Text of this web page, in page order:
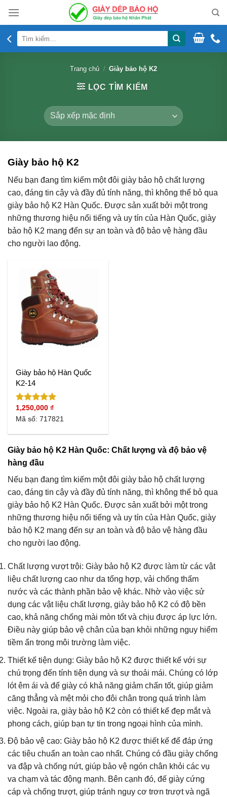
content
Tìm
kiếm:
Trang chủ / Giày bảo hộ K2
LỌC TÌM KIẾM
Giày bảo hộ K2
Nếu bạn đang tìm kiếm một đôi giày bảo hộ chất lượng
cao, đáng tin cậy và đầy đủ tính năng, thì không thể bỏ qua
giày bảo hộ K2 Hàn Quốc. Được sản xuất bởi một trong
những thương hiệu nổi tiếng và uy tín của Hàn Quốc, giày
bảo hộ K2 mang đến sự an toàn và độ bảo vệ hàng đầu
cho người lao động.
Giày bảo hộ Hàn Quốc
K2-14
Được xếp
hạng5.00
1,250,000₫
Mã số: 717821
Giày bảo hộ K2 Hàn Quốc: Chất lượng và độ bảo vệ
hàng đầu
Nếu bạn đang tìm kiếm một đôi giày bảo hộ chất lượng
cao, đáng tin cậy và đầy đủ tính năng, thì không thể bỏ qua
giày bảo hộ K2 Hàn Quốc. Được sản xuất bởi một trong
những thương hiệu nổi tiếng và uy tín của Hàn Quốc, giày
bảo hộ K2 mang đến sự an toàn và độ bảo vệ hàng đầu
cho người lao động.
Chất lượng vượt trội: Giày bảo hộ K2 được làm từ các vật
liệu chất lượng cao như da tổng hợp, vải chống thấm
nước và các thành phần bảo vệ khác. Nhờ vào việc sử
dụng các vật liệu chất lượng, giày bảo hộ K2 có độ bền
cao, khả năng chống mài mòn tốt và chịu được áp lực lớn.
Điều này giúp bảo vệ chân của bạn khỏi những nguy hiểm
tiềm ẩn trong môi trường làm việc.
Thiết kế tiện dụng: Giày bảo hộ K2 được thiết kế với sự
chú trọng đến tính tiện dụng và sự thoải mái. Chúng có lớp
lót êm ái và đế giày có khả năng giảm chấn tốt, giúp giảm
căng thẳng và mệt mỏi cho đôi chân trong quá trình làm
việc. Ngoài ra, giày bảo hộ K2 còn có thiết kế đẹp mắt và
phong cách, giúp bạn tự tin trong ngoại hình của mình.
Độ bảo vệ cao: Giày bảo hộ K2 được thiết kế để đáp ứng
các tiêu chuẩn an toàn cao nhất. Chúng có đầu giày chống
va đập và chống nứt, giúp bảo vệ ngón chân khỏi các vụ
va chạm và tác động mạnh. Bên cạnh đó, đế giày cứng
cáp và chống trượt, giúp tránh nguy cơ trơn trượt và ngã